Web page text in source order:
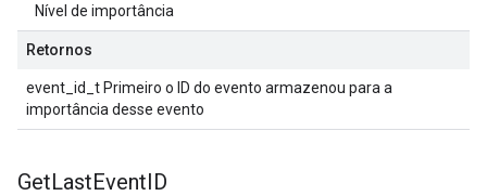
Nível de importância
Retornos
event_id_t Primeiro o ID do evento armazenou para a
importância desse evento
GetLastEventID